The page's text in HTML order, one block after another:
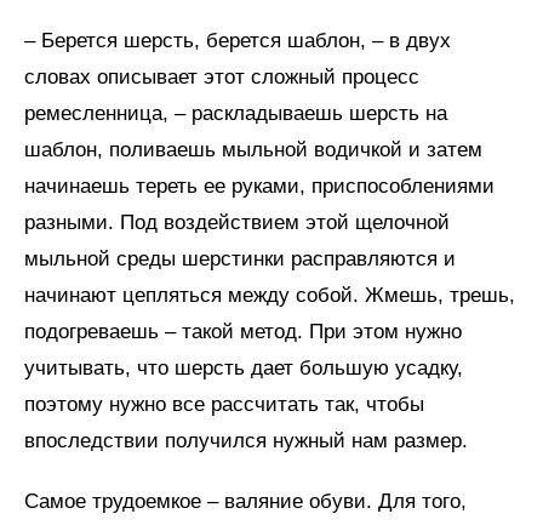
– Берется шерсть, берется шаблон, – в двух
словах описывает этот сложный процесс
ремесленница, – раскладываешь шерсть на
шаблон, поливаешь мыльной водичкой и затем
начинаешь тереть ее руками, приспособлениями
разными. Под воздействием этой щелочной
мыльной среды шерстинки расправляются и
начинают цепляться между собой. Жмешь, трешь,
подогреваешь – такой метод. При этом нужно
учитывать, что шерсть дает большую усадку,
поэтому нужно все рассчитать так, чтобы
впоследствии получился нужный нам размер.
Самое трудоемкое – валяние обуви. Для того,